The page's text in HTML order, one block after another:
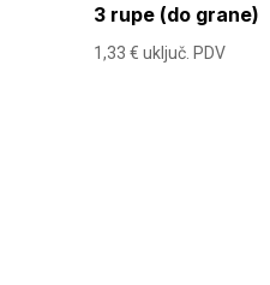
3 rupe (do grane)
1,33€ uključ. PDV